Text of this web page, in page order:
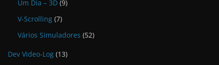
Um Dia – 3D (9)
V-Scrolling (7)
Vários Simuladores (52)
Dev Video-Log (13)